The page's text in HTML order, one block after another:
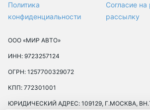
Политика
конфиденциальности
Согласие
рассылку
ООО «МИР АВТО»
ИНН: 9723257124
ОГРН: 1257700329072
КПП: 772301001
ЮРИДИЧЕСКИЙ АДРЕС: 109129, Г.МОСКВА,